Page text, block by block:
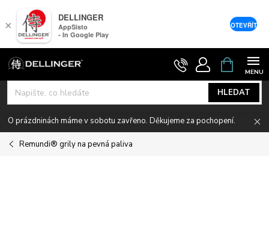
Přejít
na
obsah
HLEDAT
NÁKUPNÍ
KOŠÍK
O prázdninách máme v sobotu zavřeno. Děkujeme za pochopení.
Remundi® grily na pevná paliva
×
DELLINGER
AppSisto
- In Google Play
OTEVŘÍT